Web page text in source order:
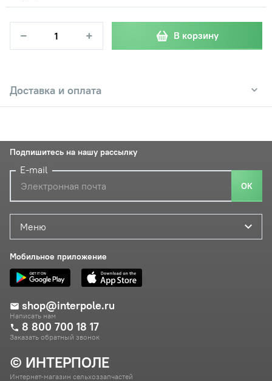
− + В корзину
Доставка и оплата
© ИНТЕРПОЛЕ
Интернет-магазин сельхоззапчастей
Меню
Мобильное приложение
shop@interpole.ru
Написать нам
8 800 700 18 17
Заказать обратный звонок
Подпишитесь на нашу рассылку
E-mail
ОК